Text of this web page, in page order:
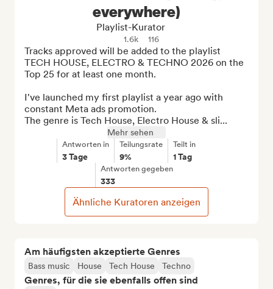
Am häufigsten akzeptierte Genres
Bass music House Tech House Techno
Genres, für die sie ebenfalls offen sind
everywhere)
Playlist-Kurator
1.6k 116
Tracks approved will be added to the playlist
TECH HOUSE, ELECTRO & TECHNO 2026 on the
Top 25 for at least one month.
I've launched my first playlist a year ago with
constant Meta ads promotion.
The genre is Tech House, Electro House & sli...
Mehr sehen
Antworten in
3 Tage
Teilungsrate
9%
Teilt in
1 Tag
Antworten gegeben
333
Ähnliche Kuratoren anzeigen